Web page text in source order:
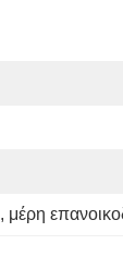
, μέρη